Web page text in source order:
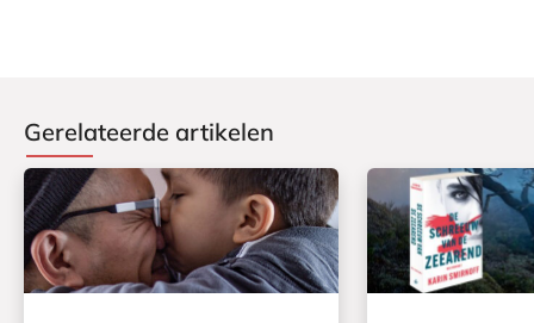
Gerelateerde artikelen